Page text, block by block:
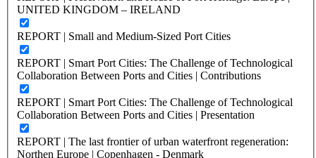
UNITED KINGDOM – IRELAND
REPORT | Small and Medium-Sized Port Cities
REPORT | Smart Port Cities: The Challenge of Technological
Collaboration Between Ports and Cities | Contributions
REPORT | Smart Port Cities: The Challenge of Technological
Collaboration Between Ports and Cities | Presentation
REPORT | The last frontier of urban waterfront regeneration:
Northen Europe | Copenhagen - Denmark